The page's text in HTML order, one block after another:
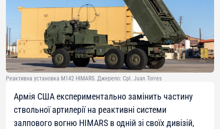
Реактивна установка M142 HIMARS. Джерело: Cpl. Juan Torres
Армія США експериментально замінить частину
ствольної артилерії на реактивні системи
залпового вогню HIMARS в одній зі своїх дивізій,